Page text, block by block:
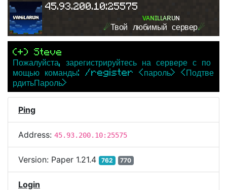
45.93.200.10:25575
ᴠᴀɴɪʟʟᴀʀᴜɴ
☄Твой любимый сервер☄
(+) Steve
Пожалуйста, зарегистрируйтесь на сервере с по
мощью команды: /register <пароль> <Подтве
рдитьПароль>
Ping
Address: 45.93.200.10:25575
Version: Paper 1.21.4 762 770
Login